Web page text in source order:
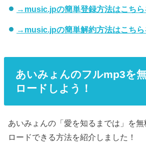
→music.jpの簡単登録方法はこちら
→music.jpの簡単解約方法はこちら
あいみょんのフルmp3を
ロードしよう！
あいみょんの「愛を知るまでは」を
ロードできる方法を紹介しました！